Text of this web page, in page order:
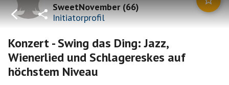
SweetNovember(66)
Initiatorprofil
Konzert - Swing das Ding: Jazz,
Wienerlied und Schlagereskes auf
höchstem Niveau